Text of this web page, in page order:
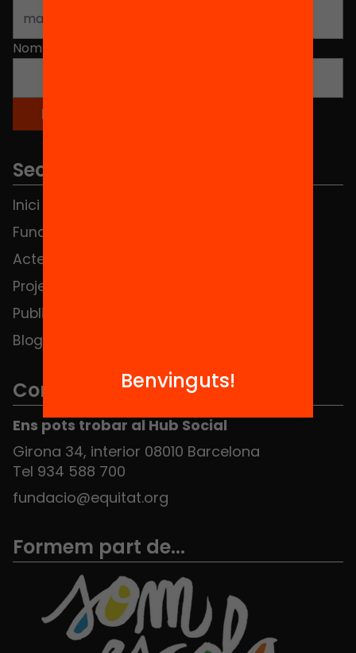
Nom
Seccions
Inici
Fundació
Actes
Projectes
Publicacions i vídeos
Blog
Contacte
Ens pots trobar al Hub Social
Girona 34, interior 08010 Barcelona
Tel 934 588 700
fundacio@equitat.org
Formem part de...
Benvinguts!